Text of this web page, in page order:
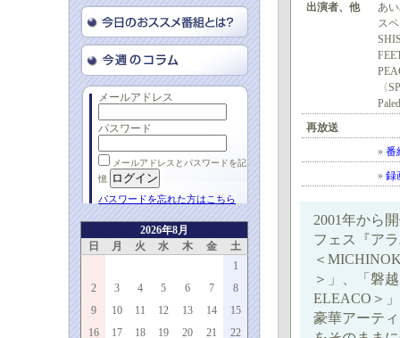
メールアドレス
パスワード
メールアドレスとパスワードを記
憶
パスワードを忘れた方はこちら
2026年8月
日
月 火 水 木 金
土
1
2
3 4 5 6 7
8
9
10 11 12 13 14
15
16
17 18 19 20 21
22
出演者、他
あ
ス
〈
再放送
» 番
» 録
2001年から
フェス『ア
＜
＞」、「磐
ELEACO＞
豪華アーテ